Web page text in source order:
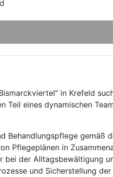
in Krefeld
Teil eines dynamischen
Behandlungspflege gemäß
Pflegeplänen in
bei der Alltagsbewältigung
und Sicherstellung